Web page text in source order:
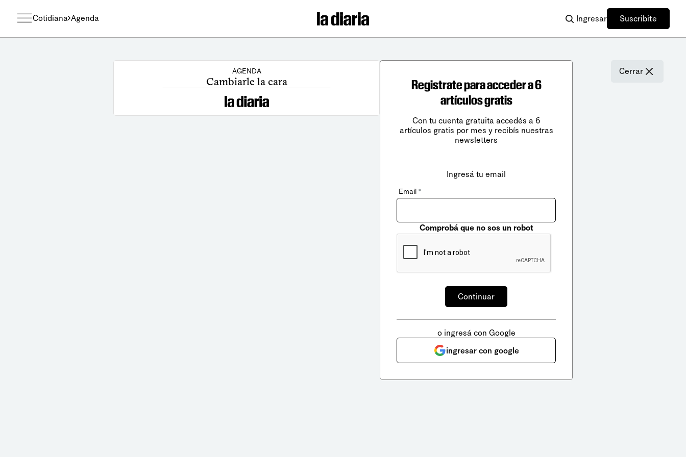
Cotidiana Agenda Ingresar Suscribite
AGENDA
Cambiarle la cara
Cerrar
Registrate para acceder a 6
artículos gratis
Con tu cuenta gratuita accedés a 6
artículos gratis por mes y recibís nuestras
newsletters
Ingresá tu email
Email *
Comprobá que no sos un robot
o ingresá con Google
ingresar con google